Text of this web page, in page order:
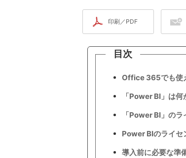
印刷／PDF
目次
Office 365でも使
「Power BI」は
「Power BI」の
Power BIのライセ
導入前に必要な準